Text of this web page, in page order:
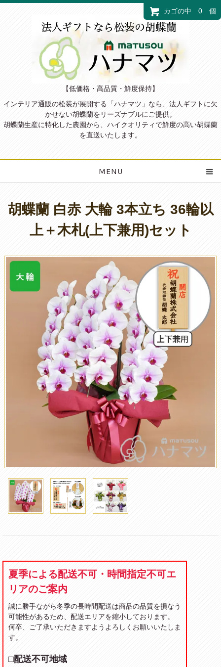
カゴの中 0 個
【低価格・高品質・鮮度保持】
インテリア通販の松装が展開する「ハナマツ」なら、法人ギフトに欠
かせない胡蝶蘭をリーズナブルにご提供。
胡蝶蘭生産に特化した農園から、ハイクオリティで鮮度の高い胡蝶蘭
を直送いたします。
MENU
胡蝶蘭 白赤 大輪 3本立ち 36輪以
上＋木札(上下兼用)セット
夏季による配送不可・時間指定不可エ
リアのご案内
誠に勝手ながら冬季の長時間配送は商品の品質を損なう
可能性があるため、配送エリアを縮小しております。
何卒、ご了承いただきますようよろしくお願いいたしま
す。
□配送不可地域